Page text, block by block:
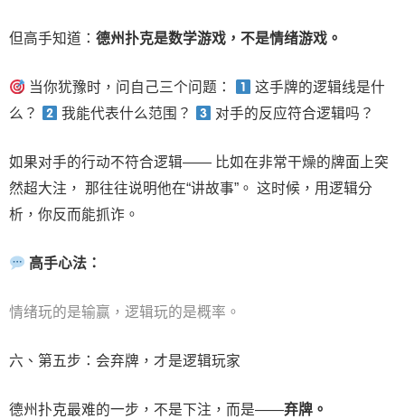
但高手知道： 德州扑克是数学游戏，不是情绪游戏。
当你犹豫时，问自己三个问题：
这手牌的逻辑线是什
么？
我能代表什么范围？ 对手的反应符合逻辑吗？
如果对手的行动不符合逻辑—— 比如在非常干燥的牌面上突
然超大注， 那往往说明他在“讲故事”。 这时候，用逻辑分
析，你反而能抓诈。
高手心法：
情绪玩的是输赢，逻辑玩的是概率。
六、第五步：会弃牌，才是逻辑玩家
德州扑克最难的一步，不是下注，而是——弃牌。